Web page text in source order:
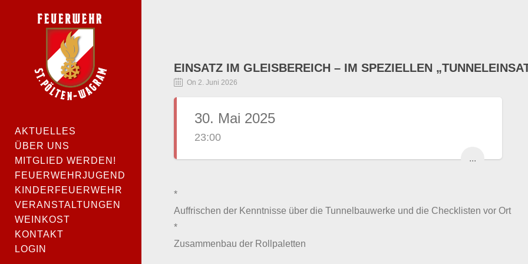
AKTUELLES
ÜBER UNS
MITGLIED WERDEN!
FEUERWEHRJUGEND
KINDERFEUERWEHR
VERANSTALTUNGEN
WEINKOST
KONTAKT
LOGIN
EINSATZ IM GLEISBEREICH – IM SPEZIELLEN
On 2. Juni 2026
30. Mai 2025
23:00
...
*
Auffrischen der Kenntnisse über die Tunnelbauwerke und die Checklisten vor Ort
*
Zusammenbau der Rollpaletten